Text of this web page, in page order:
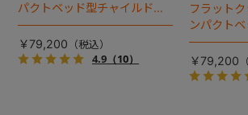
パクトベッド型チャイルドシ
ート（2026年モデル）。
￥79,200
4.9（10）
フラット
ンパクト
シート（
￥79,200